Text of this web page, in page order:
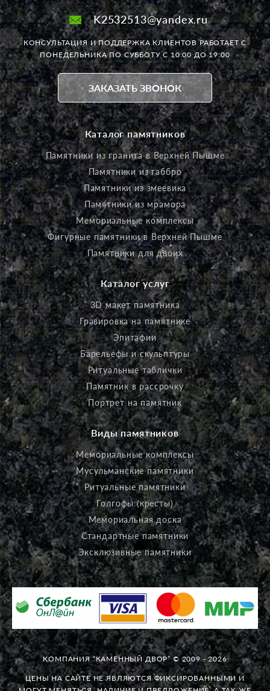
K2532513@yandex.ru
КОНСУЛЬТАЦИЯ И ПОДДЕРЖКА КЛИЕНТОВ РАБОТАЕТС
ПОНЕДЕЛЬНИКА ПО СУББОТУ С 10:00 ДО 19:00
ЗАКАЗАТЬ ЗВОНОК
Каталог памятников
Памятники из гранита в Верхней Пышме
Памятники из габбро
Памятники из змеевика
Памятники из мрамора
Мемориальные комплексы
Фигурные памятники в Верхней Пышме
Памятники для двоих
Каталог услуг
3D макет памятника
Гравировка на памятнике
Эпитафии
Барельефы и скульптуры
Ритуальные таблички
Памятник в рассрочку
Портрет на памятник
Виды памятников
Мемориальные комплексы
Мусульманские памятники
Ритуальные памятники
Голгофы (кресты)
Мемориальная доска
Стандартные памятники
Эксклюзивные памятники
КОМПАНИЯ “КАМЕННЫЙ ДВОР” © 2009 - 2026
ЦЕНЫ НА САЙТЕ НЕ ЯВЛЯЮТСЯ ФИКСИРОВАННЫМИ И